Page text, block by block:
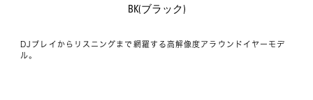
BK(ブラック)
DJプレイからリスニングまで網羅する高解像度アラウンドイヤーモデ
ル。